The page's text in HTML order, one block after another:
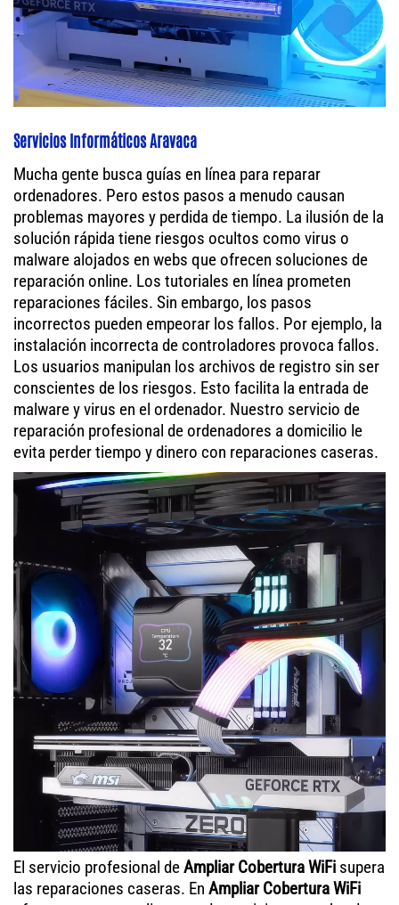
Servicios Informáticos Aravaca
Mucha gente busca guías en línea para reparar
ordenadores. Pero estos pasos a menudo causan
problemas mayores y perdida de tiempo. La ilusión de la
solución rápida tiene riesgos ocultos como virus o
malware alojados en webs que ofrecen soluciones de
reparación online. Los tutoriales en línea prometen
reparaciones fáciles. Sin embargo, los pasos
incorrectos pueden empeorar los fallos. Por ejemplo, la
instalación incorrecta de controladores provoca fallos.
Los usuarios manipulan los archivos de registro sin ser
conscientes de los riesgos. Esto facilita la entrada de
malware y virus en el ordenador. Nuestro servicio de
reparación profesional de ordenadores a domicilio le
evita perder tiempo y dinero con reparaciones caseras.
El servicio profesional deAmpliar Cobertura WiFi supera
las reparaciones caseras. En Ampliar Cobertura WiFi